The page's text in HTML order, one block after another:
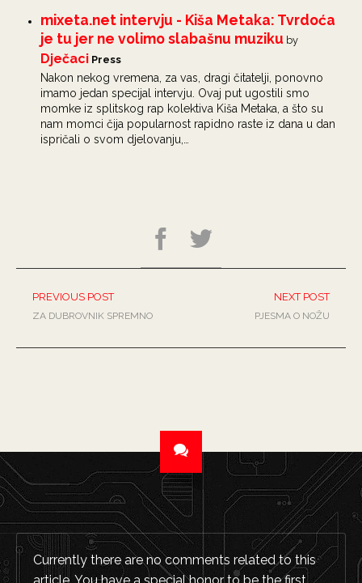
mixeta.net intervju - Kiša Metaka: Tvrdoća
je tu jer ne volimo slabašnu muziku by
Dječaci Press
Nakon nekog vremena, za vas, dragi čitatelji, ponovno
imamo jedan specijal intervju. Ovaj put ugostili smo
momke iz splitskog rap kolektiva Kiša Metaka, a što su
nam momci čija popularnost rapidno raste iz dana u dan
ispričali o svom djelovanju,…
PREVIOUS POST
ZA DUBROVNIK SPREMNO
NEXT POST
PJESMA O NOŽU
Currently there are no comments related to this